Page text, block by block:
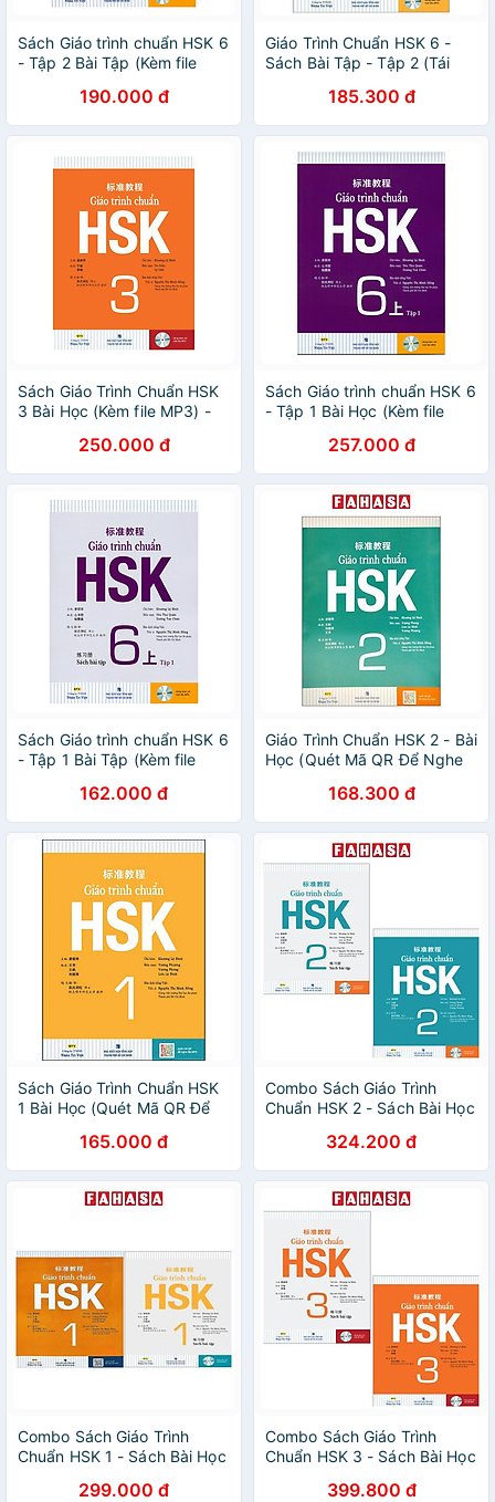
Sách Giáo trình chuẩn HSK 6
- Tập 2 Bài Tập (Kèm file
190.000 đ
Giáo Trình Chuẩn HSK 6 -
Sách Bài Tập - Tập 2 (Tái
185.300 đ
Sách Giáo Trình Chuẩn HSK
3 Bài Học (Kèm file MP3) -
250.000 đ
Sách Giáo trình chuẩn HSK 6
- Tập 1 Bài Học (Kèm file
257.000 đ
Sách Giáo trình chuẩn HSK 6
- Tập 1 Bài Tập (Kèm file
162.000 đ
Giáo Trình Chuẩn HSK 2 - Bài
Học (Quét Mã QR Để Nghe
168.300 đ
Sách Giáo Trình Chuẩn HSK
1 Bài Học (Quét Mã QR Để
165.000 đ
Combo Sách Giáo Trình
Chuẩn HSK 2 - Sách Bài Học
324.200 đ
Combo Sách Giáo Trình
Chuẩn HSK 1 - Sách Bài Học
299.000 đ
Combo Sách Giáo Trình
Chuẩn HSK 3 - Sách Bài Học
399.800 đ